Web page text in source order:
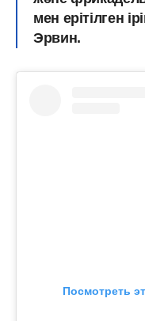
мен ерітілген
Эрвин.
Посмотреть